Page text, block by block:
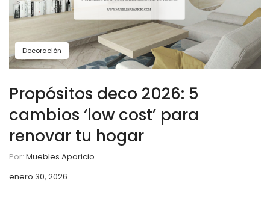
Decoración
Propósitos deco 2026: 5
cambios ‘low cost’ para
renovar tu hogar
Por: Muebles Aparicio
enero 30, 2026